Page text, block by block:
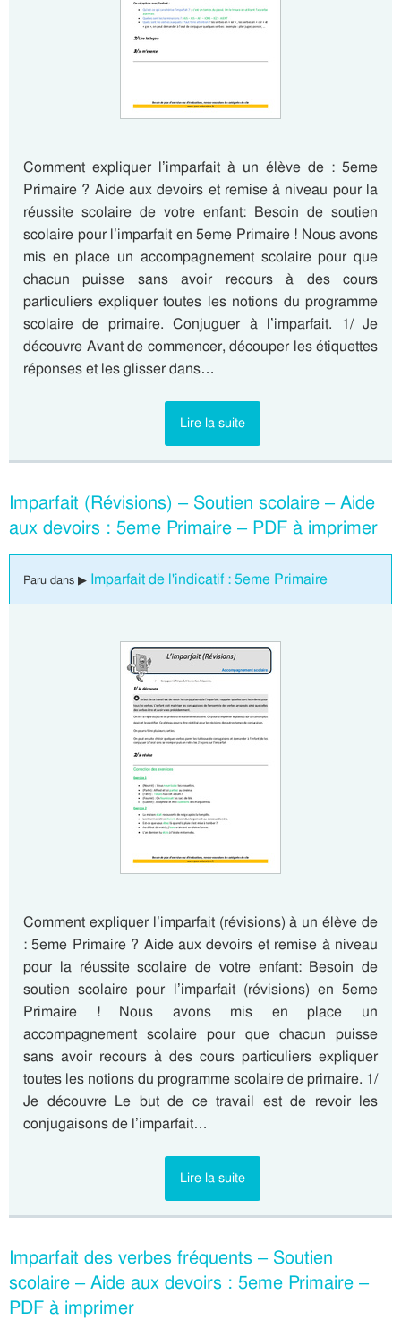
Comment expliquer l’imparfait à un élève de : 5eme
Primaire ? Aide aux devoirs et remise à niveau pour la
réussite scolaire de votre enfant: Besoin de soutien
scolaire pour l’imparfait en 5eme Primaire ! Nous avons
mis en place un accompagnement scolaire pour que
chacun puisse sans avoir recours à des cours
particuliers expliquer toutes les notions du programme
scolaire de primaire. Conjuguer à l’imparfait. 1/ Je
découvre Avant de commencer, découper les étiquettes
réponses et les glisser dans…
Lire la suite
Imparfait (Révisions) – Soutien scolaire – Aide
aux devoirs : 5eme Primaire – PDF à imprimer
Paru dans ▶ Imparfait de l'indicatif : 5eme Primaire
Comment expliquer l’imparfait (révisions) à un élève de
: 5eme Primaire ? Aide aux devoirs et remise à niveau
pour la réussite scolaire de votre enfant: Besoin de
soutien scolaire pour l’imparfait (révisions) en 5eme
Primaire ! Nous avons mis en place un
accompagnement scolaire pour que chacun puisse
sans avoir recours à des cours particuliers expliquer
toutes les notions du programme scolaire de primaire. 1/
Je découvre Le but de ce travail est de revoir les
conjugaisons de l’imparfait…
Lire la suite
Imparfait des verbes fréquents – Soutien
scolaire – Aide aux devoirs : 5eme Primaire –
PDF à imprimer